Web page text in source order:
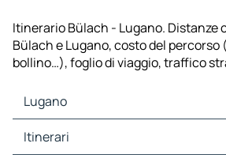
Itinerario Bülach - Lugano. Distanze
Bülach e Lugano, costo del
bollino…), foglio di viaggio, traffico
Lugano
Lugano Mappe Piantine
Lugano Traffico
Itinerari